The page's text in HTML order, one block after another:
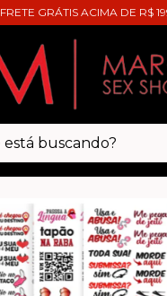
FRETE GRÁTIS ACIMA DE R$